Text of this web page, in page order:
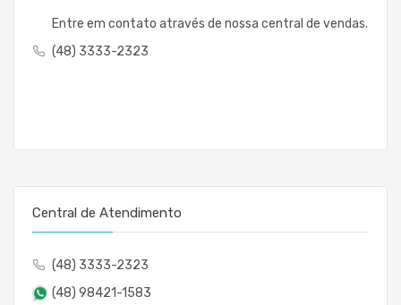
Entre em contato através de nossa central de vendas.
(48) 3333-2323
Central de Atendimento
(48) 3333-2323
(48) 98421-1583